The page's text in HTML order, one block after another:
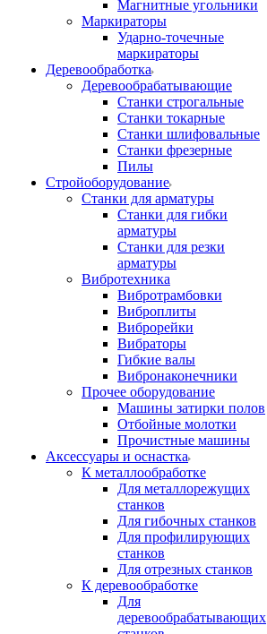
Магнитные угольники
Маркираторы
Ударно-точечные
маркираторы
Деревообработка
Деревообрабатывающие
Станки строгальные
Станки токарные
Станки шлифовальные
Станки фрезерные
Пилы
Стройоборудование
Станки для арматуры
Станки для гибки
арматуры
Станки для резки
арматуры
Вибротехника
Вибротрамбовки
Виброплиты
Виброрейки
Вибраторы
Гибкие валы
Вибронаконечники
Прочее оборудование
Машины затирки полов
Отбойные молотки
Прочистные машины
Аксeccyapы и оснастка
К металлообработке
Для металлорежущих
станков
Для гибочных станков
Для профилирующих
станков
Для отрезных станков
К деревообработке
Для
деревообрабатывающих